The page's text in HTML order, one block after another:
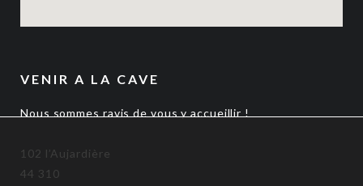
VENIR A LA CAVE
Nous sommes ravis de vous y accueillir !
102 l’Aujardière
44 310